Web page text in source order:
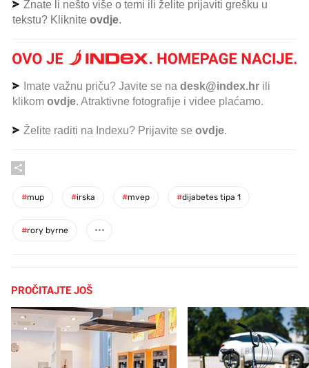
Znate li nešto više o temi ili želite prijaviti grešku u
tekstu? Kliknite ovdje.
Imate važnu priču? Javite se na desk@index.hr ili
klikom ovdje. Atraktivne fotografije i videe plaćamo.
Želite raditi na Indexu? Prijavite se ovdje.
#mup #irska #mvep #dijabetes tipa 1
#rory byrne
PROČITAJTE JOŠ